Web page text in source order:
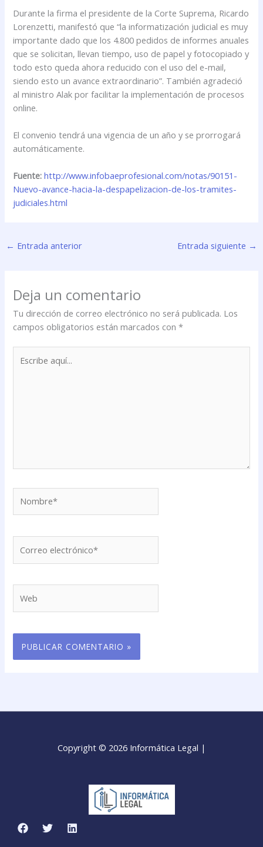
Durante la firma el presidente de la Corte Suprema, Ricardo
Lorenzetti, manifestó que “la informatización judicial es muy
importante dado que los 4.800 pedidos de informes anuales
que se solicitan, llevan tiempo, uso de papel y fotocopiado y
todo esto queda ahora reducido con el uso del e-mail,
siendo esto un avance extraordinario”. También agradeció
al ministro Alak por facilitar la implementación de procesos
online.
El convenio tendrá una vigencia de un año y se prorrogará
automáticamente.
Fuente:http://www.infobaeprofesional.com/notas/90151-
Nuevo-avance-hacia-la-despapelizacion-de-los-tramites-
judiciales.html
← Entrada anterior Entrada siguiente →
Deja un comentario
Tu dirección de correo electrónico no será publicada. Los
campos obligatorios están marcados con*
aquí...
electrónico*
Copyright © 2026 Informática Legal |